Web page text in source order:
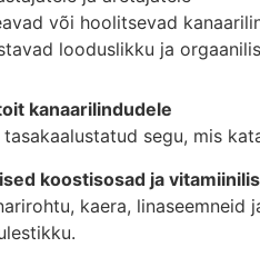
või hoolitsevad
looduslikku ja
kanaarilindudele
segu, mis
koostisosad ja
kaera,